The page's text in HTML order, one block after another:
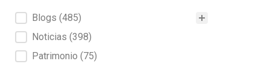
Categorías
Blogs (485)
Noticias (398)
Patrimonio (75)